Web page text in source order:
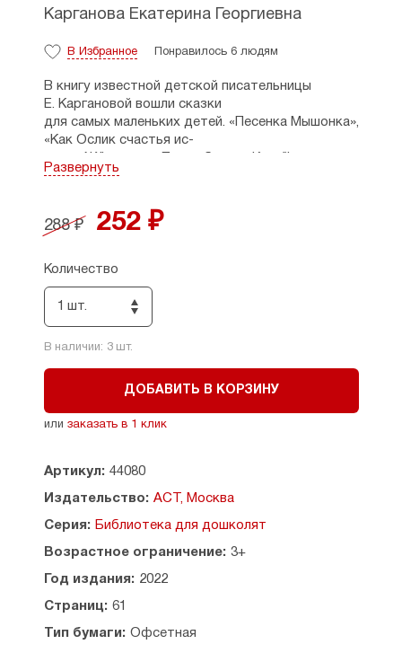
Карганова Екатерина Георгиевна
В Избранное Понравилось 6 людям
В книгу известной детской писательницы
Е. Каргановой вошли сказки
для самых маленьких детей. «Песенка Мышонка»,
«Как Ослик счастья ис-
стали мультфильмами. Читайте малышам эти
взаимовыручке и рассматривайте иллюстрации
лучших детских художников.
Развернуть
288 ₽ 252 ₽
Количество
1 шт.
В наличии: 3шт.
ДОБАВИТЬ В КОРЗИНУ
или заказать в 1 клик
Артикул: 44080
Издательство: АСТ, Москва
Серия: Библиотека для дошколят
Возрастное ограничение: 3+
Год издания: 2022
Страниц: 61
Тип бумаги: Офсетная